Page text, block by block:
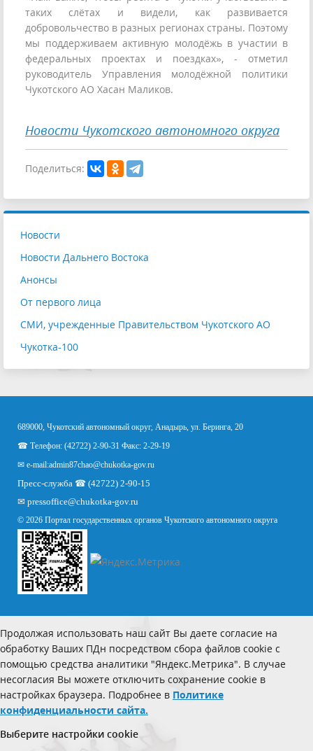
таких слётах и видели, как развивается
добровольчество в разных регионах страны. Поэтому
мы поддерживаем активную молодёжь в участии в
федеральных проектах и поездках», - отметил
руководитель Управления молодёжной политики
Чукотского АО Хасан Маликов.
Новости Чукотского автономного округа
Поделиться:
Новости
Новости Дальнего Востока
Анонсы
От первого лица
СМИ, учрежденные Правительством Чукотского АО
Чукотка-100
689000, Чукотский автономный округ, Анадырь, ул. Беринга, 20
☎ Телефон: (42722) 2-90-31 Факс: 2-29-19
✉ e-mail:admin87chao@chukotka-gov.ru
Пресс-служба ☎ (42722) 2-90-15
✉ pressoffice@chukotka-gov.ru
© 2026 Портал государственных органов Чукотского автономного округа
Продолжая использовать наш сайт Вы даете согласие на
обработку Ваших ПДн посредством сбора файлов cookie с
помощью средства аналитики "Яндекс.Метрика". В случае
несогласия Вы можете отключить сохранение cookie в
настройках браузера. Подробнее в Политике
конфиденциальности сайта.
Выберите настройки cookie